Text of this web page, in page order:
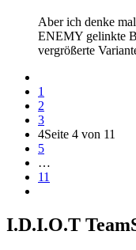
Aber ich denke
ENEMY gelinkte
vergrößerte
1
2
3
4Seite 4 von 11
5
…
11
I.D.I.O.T